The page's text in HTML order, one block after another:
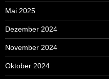
Mai 2025
Dezember 2024
November 2024
Oktober 2024